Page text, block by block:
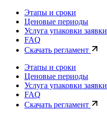
Этапы и сроки
Ценовые периоды
Услуга упаковки заявки
FAQ
Скачать регламент
Этапы и сроки
Ценовые периоды
Услуга упаковки заявки
FAQ
Скачать регламент